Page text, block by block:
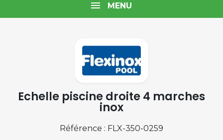
MENU
Echelle piscine droite 4 marches
inox
Référence : FLX-350-0259